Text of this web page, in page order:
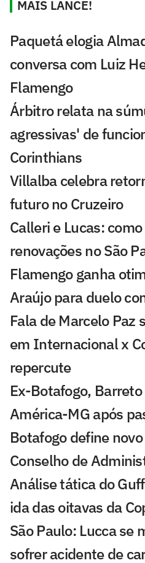
MAIS LANCE!
Paquetá elogia
conversa com Luiz
Flamengo
Árbitro relata na
agressivas' de
Corinthians
Villalba celebra
futuro no Cruzeiro
Calleri e Lucas:
renovações no São
Flamengo ganha
Araújo para duelo
Fala de Marcelo Paz
em Internacional x
repercute
Ex-Botafogo,
América-MG após
Botafogo define
Conselho de
Análise tática do
ida das oitavas da
São Paulo: Lucca se
sofrer acidente de